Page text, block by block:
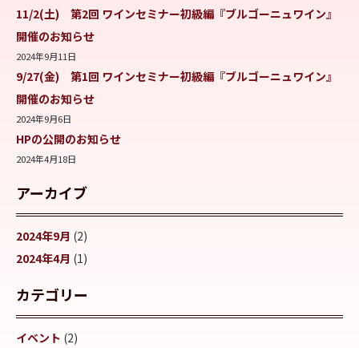
11/2(土) 第2回 ワインセミナー初級編『ブルゴーニュワイン』
開催のお知らせ
2024年9月11日
9/27(金) 第1回 ワインセミナー初級編『ブルゴーニュワイン』
開催のお知らせ
2024年9月6日
HPの公開のお知らせ
2024年4月18日
アーカイブ
2024年9月 (2)
2024年4月 (1)
カテゴリー
イベント (2)